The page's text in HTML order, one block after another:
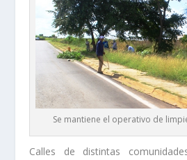
Se mantiene el operativo de
Calles de distintas